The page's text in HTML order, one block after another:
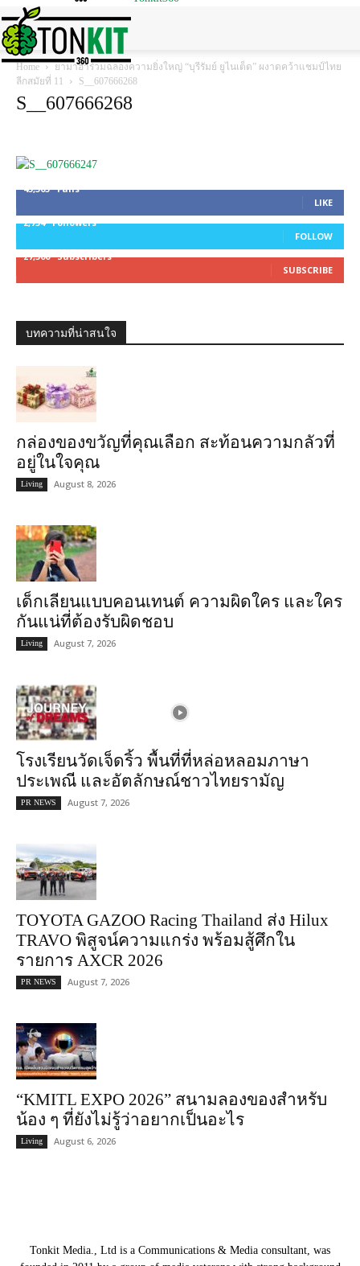
Home
ยามาฮ่าร่วมฉลองความยิ่งใหญ่ “บุรีรัมย์ ยูไนเต็ด” ผงาดคว้าแชมป์ไทย
ลีกสมัยที่ 11
S__607666268
S__607666268
45,305 Fans
LIKE
2,754
Followers
FOLLOW
27,500 Subscribers
SUBSCRIBE
บทความที่น่าสนใจ
กล่องของขวัญที่คุณเลือก สะท้อนความกลัวที่
อยู่ในใจคุณ
Living August 8, 2026
เด็กเลียนแบบคอนเทนต์ ความผิดใคร และใคร
กันแน่ที่ต้องรับผิดชอบ
Living August 7, 2026
โรงเรียนวัดเจ็ดริ้ว พื้นที่ที่หล่อหลอมภาษา
ประเพณี และอัตลักษณ์ชาวไทยรามัญ
PR NEWS August 7, 2026
TOYOTA GAZOO Racing Thailand ส่ง Hilux
TRAVO พิสูจน์ความแกร่ง พร้อมสู้ศึกใน
รายการ AXCR 2026
PR NEWS August 7, 2026
“KMITL EXPO 2026” สนามลองของสำหรับ
น้อง ๆ ที่ยังไม่รู้ว่าอยากเป็นอะไร
Living August 6, 2026
Tonkit Media., Ltd is a Communications & Media consultant, was